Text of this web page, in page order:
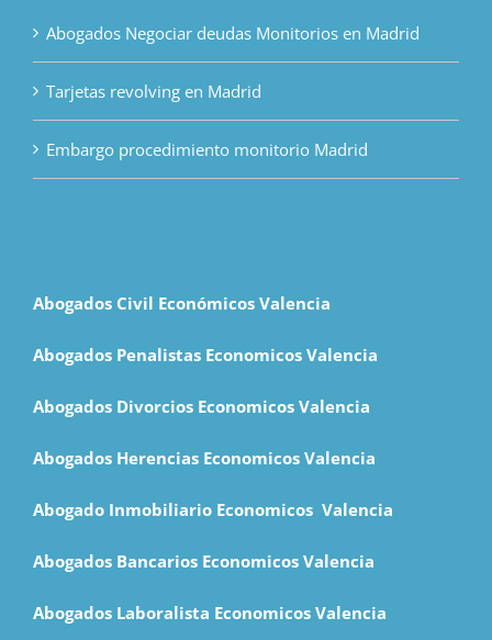
Abogados Negociar deudas Monitorios en Madrid
Tarjetas revolving en Madrid
Embargo procedimiento monitorio Madrid
Abogados Civil Económicos Valencia
Abogados Penalistas Economicos Valencia
Abogados Divorcios Economicos Valencia
Abogados Herencias Economicos Valencia
Abogado Inmobiliario Economicos Valencia
Abogados Bancarios Economicos Valencia
Abogados Laboralista Economicos Valencia